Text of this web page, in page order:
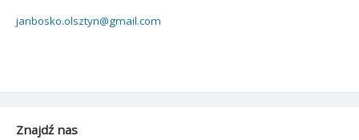
janbosko.olsztyn@gmail.com
Znajdź nas